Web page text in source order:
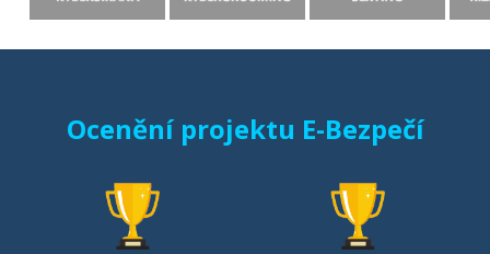
Ocenění projektu E-Bezpečí